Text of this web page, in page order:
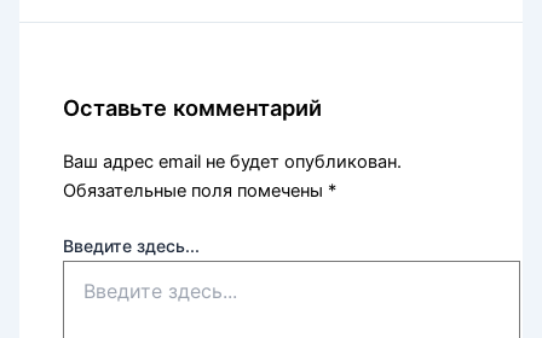
Оставьте комментарий
Ваш адрес email не будет опубликован.
Обязательные поля помечены *
Введите здесь...